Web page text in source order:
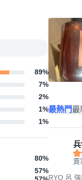
89%
7%
2%
1%
1%
80%
57%
最熱門最
賣
RYO 呂